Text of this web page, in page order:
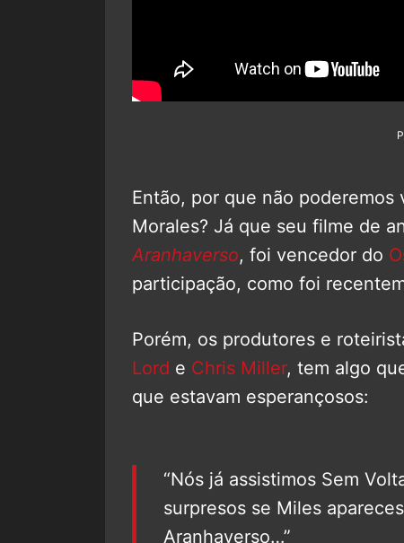
Então, por que não
Morales? Já que seu filme de
Aranhaverso, foi vencedor do
participação, como foi
Porém, os produtores e
Lord e Chris Miller, tem algo
que estavam esperançosos:
“Nós já assistimos Sem
surpresos se Miles
Aranhaverso…”